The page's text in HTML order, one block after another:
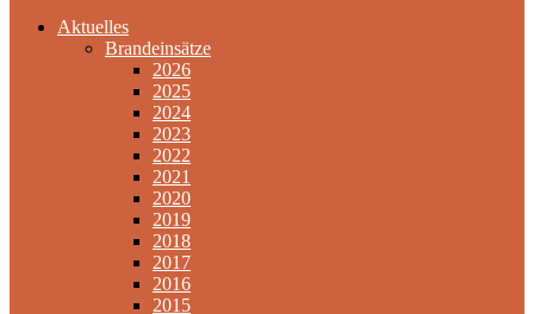
Aktuelles
Brandeinsätze
2026
2025
2024
2023
2022
2021
2020
2019
2018
2017
2016
2015